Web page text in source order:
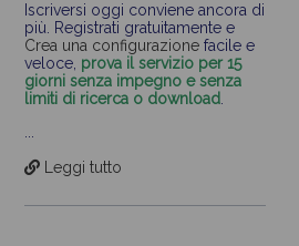
Iscriversi oggi conviene ancora di
più. Registrati gratuitamente e
Crea una configurazione facile e
veloce, prova il servizio per 15
giorni senza impegno e senza
limiti di ricerca o download
Leggi tutto